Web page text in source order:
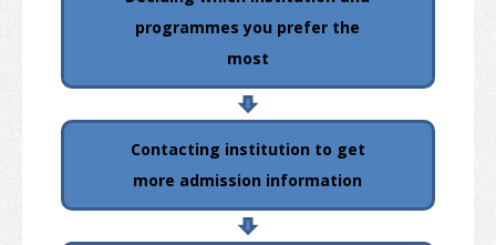
Weitere Studienmöglichkeiten
Studienzweige
Bewerbung furs Studium
Visum
programmes you prefer the
most
Contacting institution to get
more admission information